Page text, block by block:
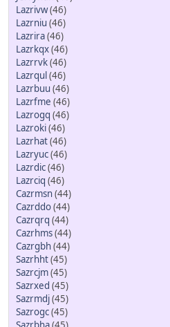
Lazrivw(46)
Lazrniu (46)
Lazrira(46)
Lazrkqx(46)
Lazrrvk(46)
Lazrqul(46)
Lazrbuu (46)
Lazrfme (46)
Lazrogq (46)
Lazroki(46)
Lazrhat(46)
Lazryuc(46)
Lazrdic(46)
Lazrciq (46)
Cazrmsn(44)
Cazrddo(44)
Cazrqrq (44)
Cazrhms(44)
Cazrgbh(44)
Sazrhht(45)
Sazrcjm(45)
Sazrxed (45)
Sazrmdj(45)
Sazrogc(45)